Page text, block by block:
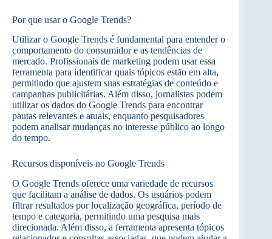
Por que usar o Google Trends?
Utilizar o Google Trends é fundamental para entender o
comportamento do consumidor e as tendências de
mercado. Profissionais de marketing podem usar essa
ferramenta para identificar quais tópicos estão em alta,
permitindo que ajustem suas estratégias de conteúdo e
campanhas publicitárias. Além disso, jornalistas podem
utilizar os dados do Google Trends para encontrar
pautas relevantes e atuais, enquanto pesquisadores
podem analisar mudanças no interesse público ao longo
do tempo.
Recursos disponíveis no Google Trends
O Google Trends oferece uma variedade de recursos
que facilitam a análise de dados. Os usuários podem
filtrar resultados por localização geográfica, período de
tempo e categoria, permitindo uma pesquisa mais
direcionada. Além disso, a ferramenta apresenta tópicos